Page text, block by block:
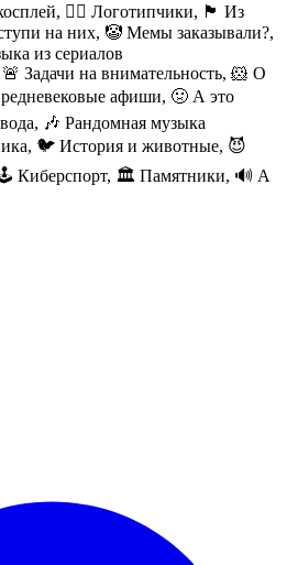
🐦‍🔥 Логотипчики, 🏴 Из
на них, 🤡 Мемы заказывали?,
из сериалов
🚨 Задачи на внимательность, 🐹 О
афиши, 🤢 А это
🎶 Рандомная музыка
🐦‍ История и животные, 😈
Киберспорт, 🏛️ Памятники, 🔊 А